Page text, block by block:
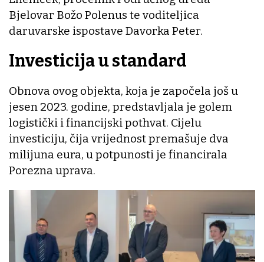
Bjelovar Božo Polenus te voditeljica
daruvarske ispostave Davorka Peter.
Investicija u standard
Obnova ovog objekta, koja je započela još u
jesen 2023. godine, predstavljala je golem
logistički i financijski pothvat. Cijelu
investiciju, čija vrijednost premašuje dva
milijuna eura, u potpunosti je financirala
Porezna uprava.